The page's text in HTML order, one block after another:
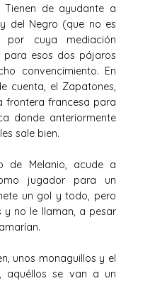
de ayudante a
del Negro (que no es
por cuya mediación
esos dos pájaros
convencimiento. En
cuenta, el Zapatones,
frontera francesa para
donde anteriormente
sale bien.
Melanio, acude a
jugador para un
un gol y todo, pero
y no le llaman, a pesar
unos monaguillos y el
aquéllos se van a un